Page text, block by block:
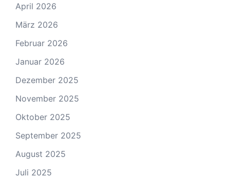
April 2026
März 2026
Februar 2026
Januar 2026
Dezember 2025
November 2025
Oktober 2025
September 2025
August 2025
Juli 2025